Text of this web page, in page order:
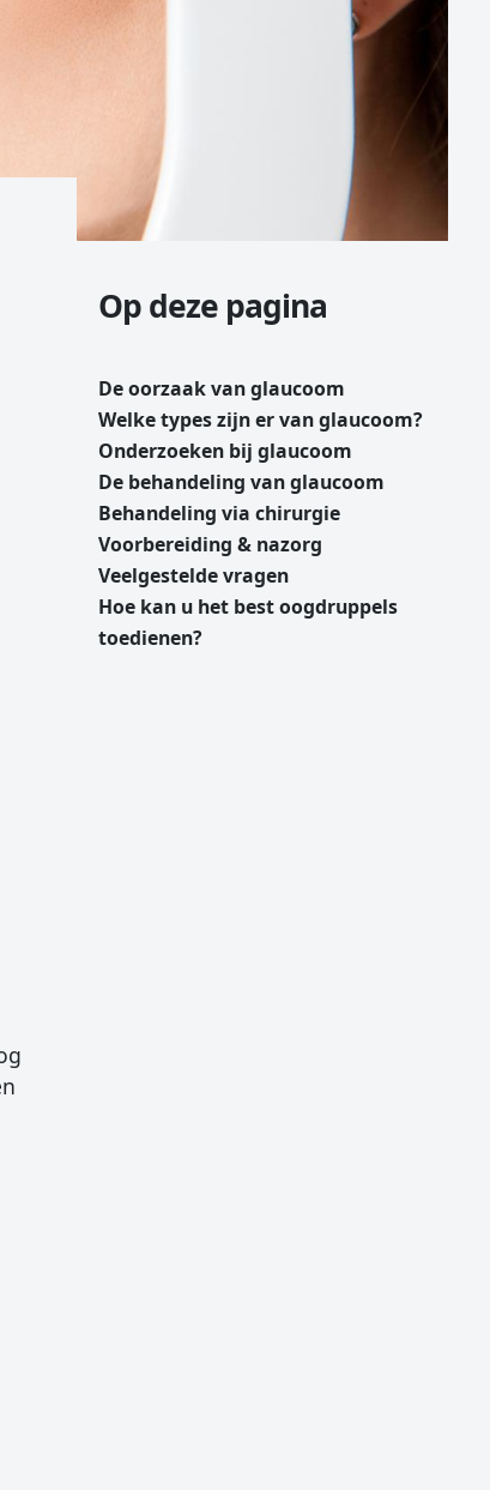
Op deze pagina
De oorzaak van glaucoom
Welke types zijn er van glaucoom?
Onderzoeken bij glaucoom
De behandeling van glaucoom
Behandeling via chirurgie
Voorbereiding & nazorg
Veelgestelde vragen
Hoe kan u het best oogdruppels
toedienen?